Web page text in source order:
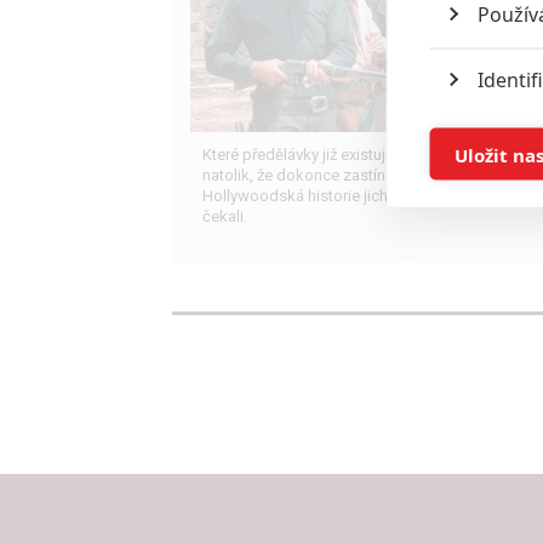
Které předělávky již existujících filmů se povedly
natolik, že dokonce zastínily originál?
Hollywoodská historie jich ukrývá víc, než byste
čekali.
služeb
Uložit